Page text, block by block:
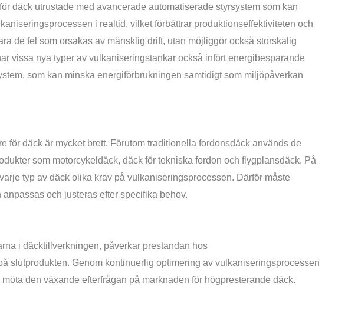
däck utrustade med avancerade automatiserade styrsystem som kan
i realtid, vilket förbättrar produktionseffektiviteten och
de fel som orsakas av mänsklig drift, utan möjliggör också storskalig
vissa nya typer av vulkaniseringstankar också infört energibesparande
som kan minska energiförbrukningen samtidigt som miljöpåverkan
för däck är mycket brett. Förutom traditionella fordonsdäck används de
som motorcykeldäck, däck för tekniska fordon och flygplansdäck. På
typ av däck olika krav på vulkaniseringsprocessen. Därför måste
och justeras efter specifika behov.
i däcktillverkningen, påverkar prestandan hos
slutprodukten. Genom kontinuerlig optimering av vulkaniseringsprocessen
den växande efterfrågan på marknaden för högpresterande däck.